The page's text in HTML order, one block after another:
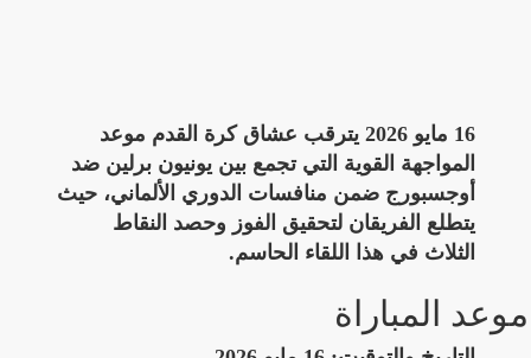
16 مايو 2026 يترقب عشاق كرة القدم موعد
المواجهة القوية التي تجمع بين يونيون برلين ضد
أوجسبورج ضمن منافسات الدوري الألماني، حيث
يتطلع الفريقان لتحقيق الفوز وحصد النقاط
الثلاث في هذا اللقاء الحاسم.
موعد المباراة